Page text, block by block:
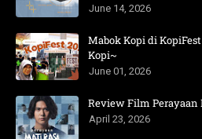
June 14, 2026
Mabok Kopi di
Kopi~
June 01, 2026
Review Film Perayaan
April 23, 2026